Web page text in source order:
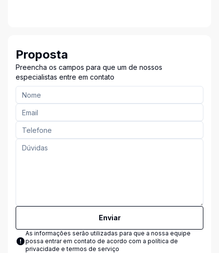
Proposta
Preencha os campos para que um de nossos
especialistas entre em contato
Enviar
As informações serão utilizadas para que a nossa equipe
possa entrar em contato de acordo com a política de
privacidade e termos de serviço